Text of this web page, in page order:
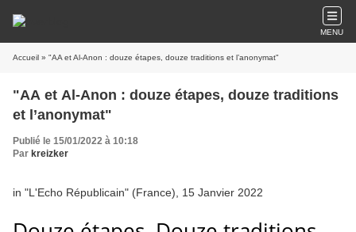
MENU
Accueil » "AA et Al-Anon : douze étapes, douze traditions et l’anonymat"
"AA et Al-Anon : douze étapes, douze traditions
et l’anonymat"
Publié le 15/01/2022 à 10:18
Par kreizker
in "L'Echo Républicain" (France), 15 Janvier 2022